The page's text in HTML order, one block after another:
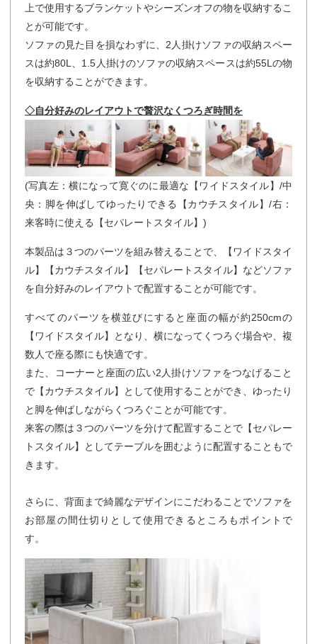
上で使用するブランケットやシーズンオフの物を収納するこ
とが可能です。
ソファの見た目を損なわずに、2人掛けソファの収納スペー
スは約80L、1.5人掛けのソファの収納スペースは約55Lの物
を収納することができます。
◇自分好みのレイアウトで贅沢なくつろぎ時間を
(写真左：横になって寛ぐのに最適な【ワイドスタイル】/中
央：脚を伸ばしてゆったりできる【カウチスタイル】/右：
来客時に使える【セパレートスタイル】)
本製品は３つのパーツを組み替えることで、【ワイドスタイ
ル】【カウチスタイル】【セパレートスタイル】などソファ
を自分好みのレイアウトで配置することが可能です。
すべてのパーツを横並びにすると座面の幅が約250cmの
【ワイドスタイル】となり、横になってくつろぐ場合や、複
数人で座る際にも快適です。
また、コーナーと座面の広い2人掛けソファをつなげること
で【カウチスタイル】として使用することができ、ゆったり
と脚を伸ばしながらくつろぐことが可能です。
来客の際は３つのパーツを分けて配置することで【セパレー
トスタイル】としてテーブルを囲むように配置することもで
きます。
さらに、背面まで綺麗なデザインにこだわることでソファを
お部屋の間仕切りとして使用できるところもポイントで
す。